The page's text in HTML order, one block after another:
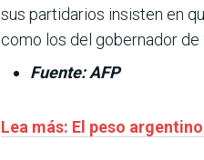
sus partidarios insisten en
como los del gobernador de
Fuente: AFP
Lea más: El peso